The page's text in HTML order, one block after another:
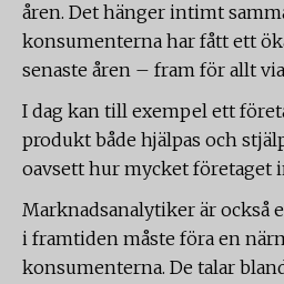
åren. Det hänger intimt
konsumenterna har fått ett
senaste åren – fram för allt
I dag kan till exempel ett
produkt både hjälpas och
oavsett hur mycket företaget
Marknadsanalytiker är också
i framtiden måste föra en
konsumenterna. De talar